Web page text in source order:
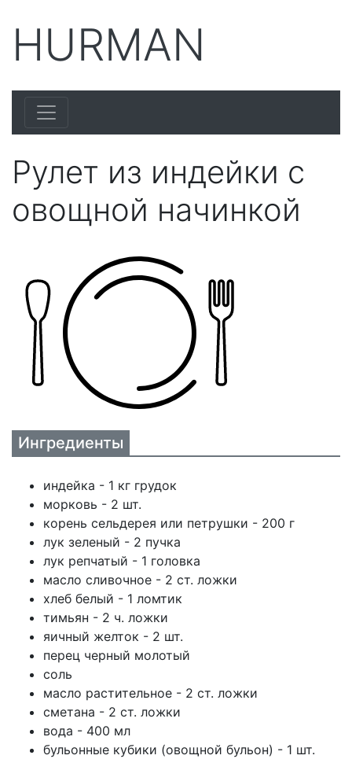
HURMAN
Рулет из индейки с
овощной начинкой
Ингредиенты
индейка - 1 кг грудок
морковь - 2 шт.
корень сельдерея или петрушки - 200 г
лук зеленый - 2 пучка
лук репчатый - 1 головка
масло сливочное - 2 ст. ложки
хлеб белый - 1 ломтик
тимьян - 2 ч. ложки
яичный желток - 2 шт.
перец черный молотый
соль
масло растительное - 2 ст. ложки
сметана - 2 ст. ложки
вода - 400 мл
бульонные кубики (овощной бульон) - 1 шт.